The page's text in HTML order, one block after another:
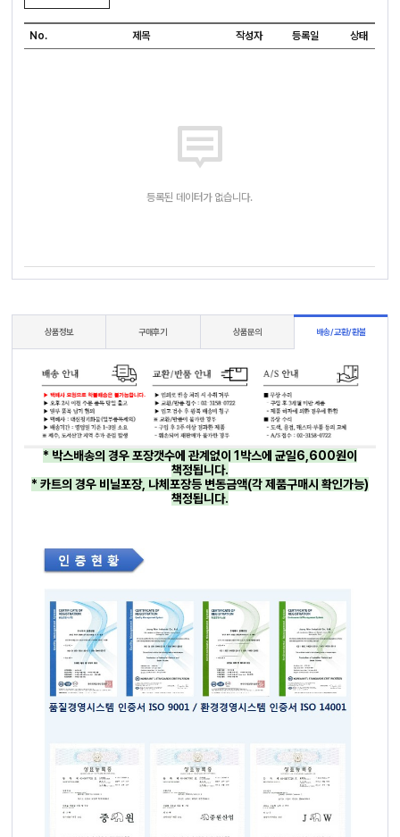
No. 제목 작성자 등록일 상태
등록된 데이터가 없습니다.
상품정보 구매후기 상품문의 배송/교환/환불
* 박스배송의 경우 포장갯수에 관계없이 1박스에 균일6,600원이
책정됩니다.
* 카트의 경우 비닐포장, 나체포장등 변동금액(각 제품구매시 확인가능)
책정됩니다.